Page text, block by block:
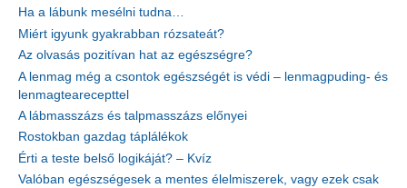
Ha a lábunk mesélni tudna…
Miért igyunk gyakrabban rózsateát?
Az olvasás pozitívan hat az egészségre?
A lenmag még a csontok egészségét is védi – lenmagpuding- és
lenmagtearecepttel
A lábmasszázs és talpmasszázs előnyei
Rostokban gazdag táplálékok
Érti a teste belső logikáját? – Kvíz
Valóban egészségesek a mentes élelmiszerek, vagy ezek csak